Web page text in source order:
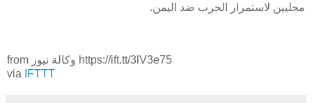
محليين لاستمرار الحرب ضد اليمن.
from وكالة نيوز https://ift.tt/3lV3e75
via
IFTTT